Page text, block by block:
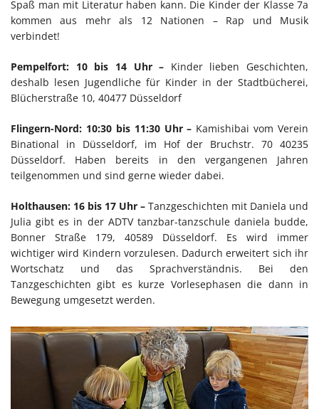
Spaß man mit Literatur haben kann. Die Kinder der Klasse 7a
kommen aus mehr als 12 Nationen – Rap und Musik
verbindet!
Pempelfort: 10 bis 14 Uhr – Kinder lieben Geschichten,
deshalb lesen Jugendliche für Kinder in der Stadtbücherei,
Blücherstraße 10, 40477 Düsseldorf
Flingern-Nord: 10:30 bis 11:30 Uhr – Kamishibai vom Verein
Binational in Düsseldorf, im Hof der Bruchstr. 70 40235
Düsseldorf. Haben bereits in den vergangenen Jahren
teilgenommen und sind gerne wieder dabei.
Holthausen: 16 bis 17 Uhr – Tanzgeschichten mit Daniela und
Julia gibt es in der ADTV tanzbar-tanzschule daniela budde,
Bonner Straße 179, 40589 Düsseldorf. Es wird immer
wichtiger wird Kindern vorzulesen. Dadurch erweitert sich ihr
Wortschatz und das Sprachverständnis. Bei den
Tanzgeschichten gibt es kurze Vorlesephasen die dann in
Bewegung umgesetzt werden.